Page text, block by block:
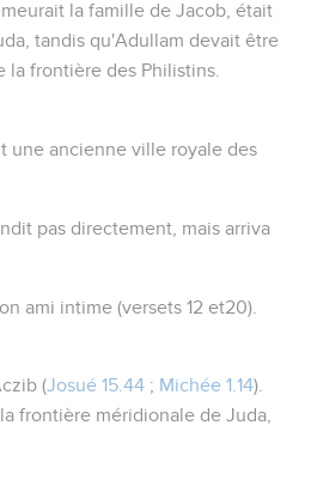
la famille de Jacob, était
tandis qu'Adullam devait être
la frontière des Philistins.
une ancienne ville royale des
pas directement, mais arriva
ami intime (versets 12 et20).
(Josué 15.44 ; Michée 1.14).
frontière méridionale de Juda,